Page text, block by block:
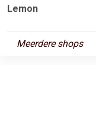
Lemon
Meerdere shops